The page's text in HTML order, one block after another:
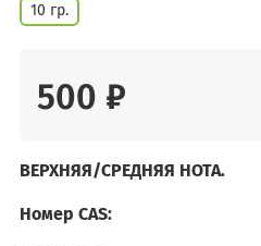
10 гр.
500 ₽
ВЕРХНЯЯ/СРЕДНЯЯ НОТА.
Номер CAS: